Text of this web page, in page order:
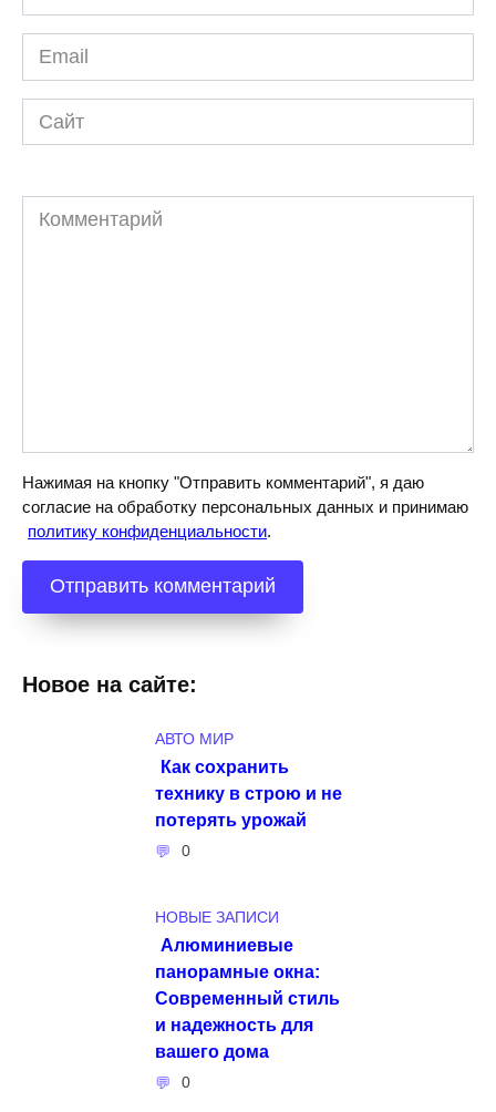
*
Email
*
Сайт
Комментарий
Нажимая на кнопку "Отправить комментарий", я даю
согласие на обработку персональных данных и принимаю
политику конфиденциальности.
Новое на сайте:
АВТО МИР
Как сохранить
технику в строю и не
потерять урожай
0
НОВЫЕ ЗАПИСИ
Алюминиевые
панорамные окна:
Современный стиль
и надежность для
вашего дома
0